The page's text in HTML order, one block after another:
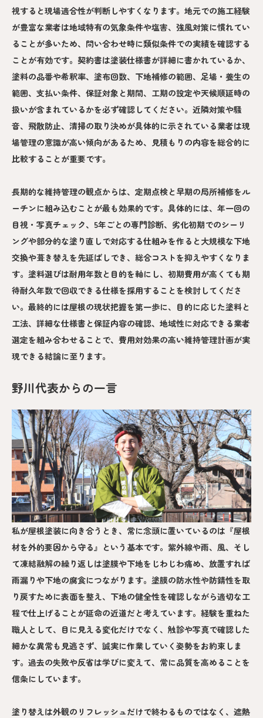
視すると現場適合性が判断しやすくなります。地元での施工経験
が豊富な業者は地域特有の気象条件や塩害、強風対策に慣れてい
ることが多いため、問い合わせ時に類似条件での実績を確認する
ことが有効です。契約書は塗装仕様書が詳細に書かれているか、
塗料の品番や希釈率、塗布回数、下地補修の範囲、足場・養生の
範囲、支払い条件、保証対象と期間、工期の設定や天候順延時の
扱いが含まれているかを必ず確認してください。近隣対策や騒
音、飛散防止、清掃の取り決めが具体的に示されている業者は現
場管理の意識が高い傾向があるため、見積もりの内容を総合的に
比較することが重要です。
長期的な維持管理の観点からは、定期点検と早期の局所補修をル
ーチンに組み込むことが最も効果的です。具体的には、年一回の
目視・写真チェック、5年ごとの専門診断、劣化初期でのシーリ
ングや部分的な塗り直しで対応する仕組みを作ると大規模な下地
交換や葺き替えを先延ばしでき、総合コストを抑えやすくなりま
す。塗料選びは耐用年数と目的を軸にし、初期費用が高くても期
待耐久年数で回収できる仕様を採用することを検討してくださ
い。最終的には屋根の現状把握を第一歩に、目的に応じた塗料と
工法、詳細な仕様書と保証内容の確認、地域性に対応できる業者
選定を組み合わせることで、費用対効果の高い維持管理計画が実
現できる結論に至ります。
野川代表からの一言
私が屋根塗装に向き合うとき、常に念頭に置いているのは『屋根
材を外的要因から守る』という基本です。紫外線や雨、風、そし
て凍結融解の繰り返しは塗膜や下地をじわじわ痛め、放置すれば
雨漏りや下地の腐食につながります。塗膜の防水性や防錆性を取
り戻すために表面を整え、下地の健全性を確認しながら適切な工
程で仕上げることが延命の近道だと考えています。経験を重ねた
職人として、目に見える変化だけでなく、触診や写真で確認した
細かな異常も見逃さず、誠実に作業していく姿勢をお約束しま
す。過去の失敗や反省は学びに変えて、常に品質を高めることを
信条にしています。
塗り替えは外観のリフレッシュだけで終わるものではなく、遮熱